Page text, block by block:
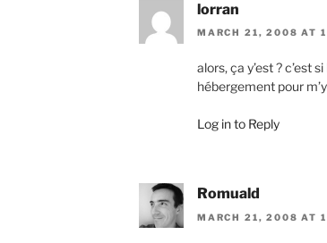
lorran
MARCH 21, 2008 AT
alors, ça y’est ? c’est
hébergement pour
Log in to Reply
Romuald
MARCH 21, 2008 AT